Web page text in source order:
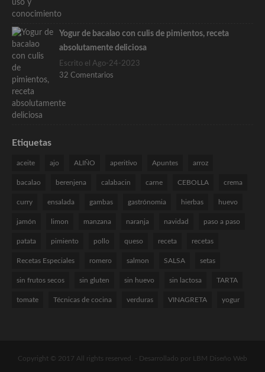
Yogur de bacalao con culis de pimientos, receta
absolutamente deliciosa
Escrito el Ago-24-2023
32 Comentarios
Etiquetas
aceite ajo ALIÑO aperitivo Apuntes arroz
bacalao berenjena calabacin carne CEBOLLA crema
curry ensalada gambas gastrónomia hierbas huevo
jamón limon manzana naranja navidad paso a paso
patata pimiento pollo queso receta recetas
Recetas Especiales romero salmon SALSA setas
sin frutos secos sin gluten sin huevo sin lactosa TARTA
tomate Técnicas de cocina verduras VINAGRETA yogur
Copyright © 2017 All rights reserved. - Desarrollado por LBM Diseño Web